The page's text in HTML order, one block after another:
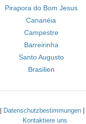
Pirapora do Bom Jesus
Cananéia
Campestre
Barreirinha
Santo Augusto
Brasilien
Datenschutzbestimmungen|
Kontaktiere uns